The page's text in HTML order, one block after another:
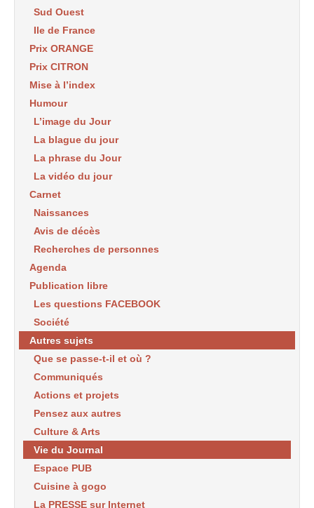
Sud Ouest
Ile de France
Prix ORANGE
Prix CITRON
Mise à l’index
Humour
L’image du Jour
La blague du jour
La phrase du Jour
La vidéo du jour
Carnet
Naissances
Avis de décès
Recherches de personnes
Agenda
Publication libre
Les questions FACEBOOK
Société
Autres sujets
Que se passe-t-il et où ?
Communiqués
Actions et projets
Pensez aux autres
Culture & Arts
Vie du Journal
Espace PUB
Cuisine à gogo
La PRESSE sur Internet